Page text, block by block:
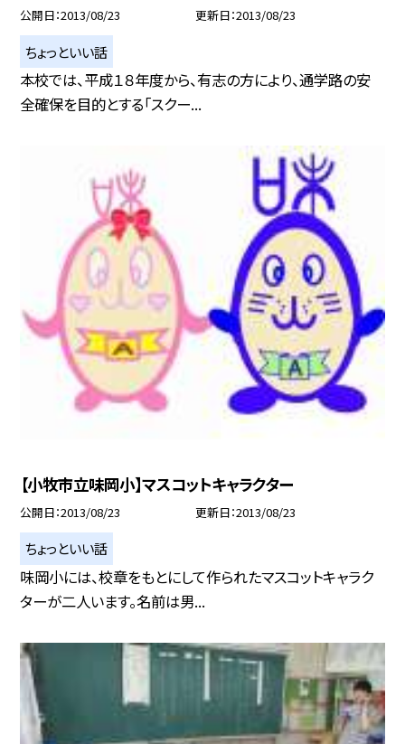
公開日 2013/08/23 更新日 2013/08/23
ちょっといい話
本校では、平成１８年度から、有志の方により、通学路の安
全確保を目的とする「スクー...
【小牧市立味岡小】マスコットキャラクター
公開日 2013/08/23 更新日 2013/08/23
ちょっといい話
味岡小には、校章をもとにして作られたマスコットキャラク
ターが二人います。名前は男...